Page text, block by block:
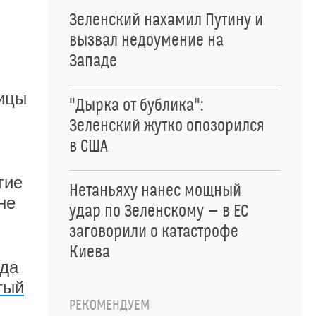
Зеленский нахамил Путину и
вызвал недоумение на
Западе
"Дырка от бублика":
Зеленский жутко опозорился
в США
Нетаньяху нанес мощный
удар по Зеленскому — в ЕС
заговорили о катастрофе
Киева
РЕКОМЕНДУЕМ